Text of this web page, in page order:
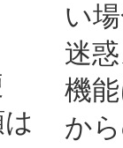
い
迷
機
か